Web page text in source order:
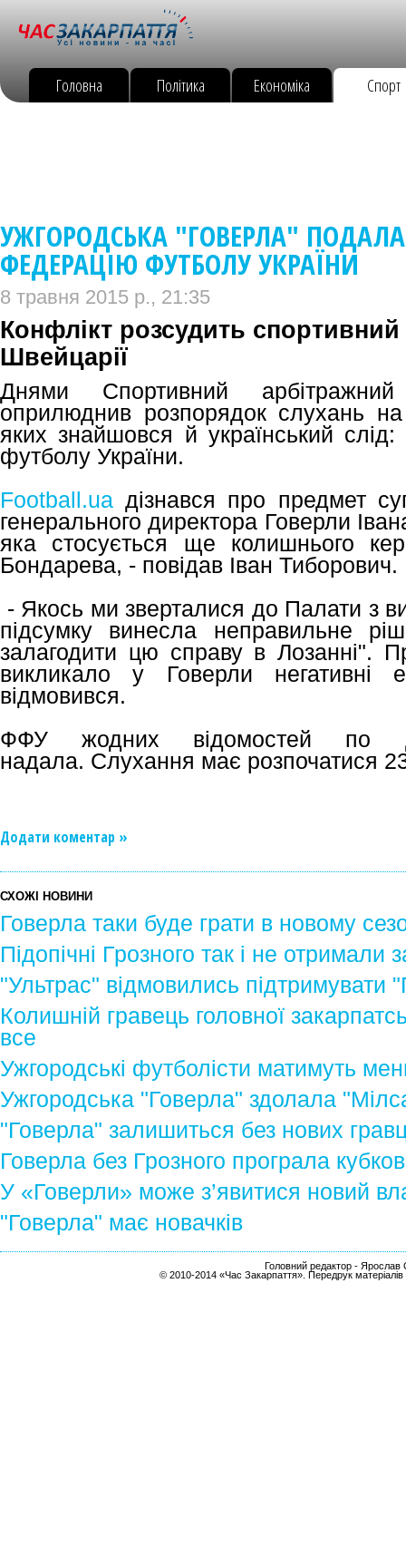
Головна Політика Економіка Спорт
УЖГОРОДСЬКА "ГОВЕРЛА"
ФЕДЕРАЦІЮ ФУТБОЛУ УКРАЇНИ
8 травня 2015 р., 21:35
Конфлікт розсудить
Швейцарії
Днями Спортивний
оприлюднив розпорядок слухань
яких знайшовся й український
футболу України.
Football.ua дізнався про предмет
генерального директора Говерли
яка стосується ще колишнього
Бондарева, - повідав Іван Тиборович.
- Якось ми зверталися до Палати з
підсумку винесла неправильне
залагодити цю справу в Лозанні".
викликало у Говерли негативні
відмовився.
ФФУ жодних відомостей по
надала. Слухання має розпочатися
Додати коментар »
СХОЖІ НОВИНИ
Говерла таки буде грати в новому
Підопічні Грозного так і не отримали
"Ультрас" відмовились підтримувати
Колишній гравець головної
все
Ужгородські футболісти матимуть
Ужгородська "Говерла" здолала
"Говерла" залишиться без нових
Говерла без Грозного програла
У «Говерли» може з’явитися новий
"Говерла" має новачків
Головний редактор - Ярослав
© 2010-2014 «Час Закарпаття». Передрук